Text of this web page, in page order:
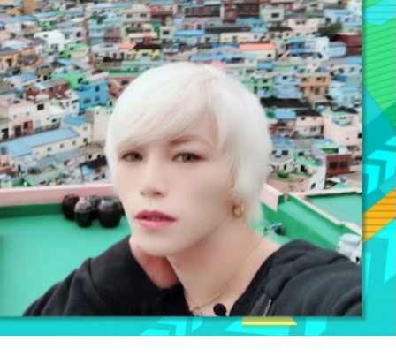
『アイ＝ラブ！げーみ
E齋藤樹愛羅＆佐々木舞
ビュー